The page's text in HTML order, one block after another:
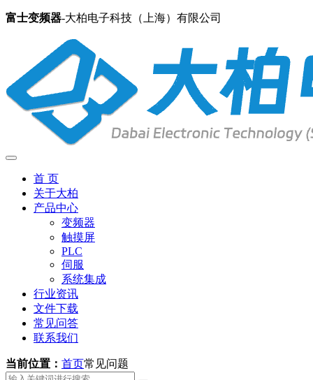
富士变频器-大柏电子科技（上海）有限公司
首 页
关于大柏
产品中心
变频器
触摸屏
PLC
伺服
系统集成
行业资讯
文件下载
常见问答
联系我们
当前位置： 首页常见问题